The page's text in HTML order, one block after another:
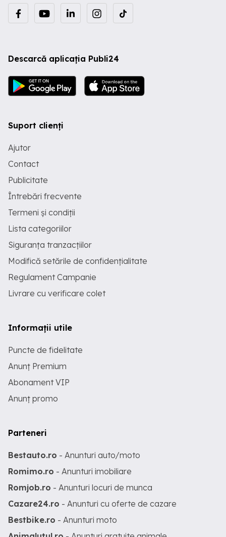
Descarcă aplicația Publi24
Suport clienți
Ajutor
Contact
Publicitate
Întrebări frecvente
Termeni și condiții
Lista categoriilor
Siguranța tranzacțiilor
Modifică setările de confidențialitate
Regulament Campanie
Livrare cu verificare colet
Informații utile
Puncte de fidelitate
Anunț Premium
Abonament VIP
Anunț promo
Parteneri
Bestauto.ro - Anunturi auto/moto
Romimo.ro - Anunturi imobiliare
Romjob.ro - Anunturi locuri de munca
Cazare24.ro - Anunturi cu oferte de cazare
Bestbike.ro - Anunturi moto